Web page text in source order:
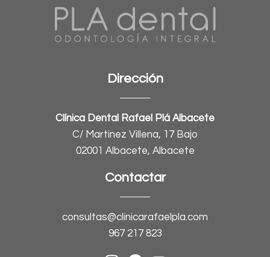
Dirección
Clínica Dental Rafael Plá Albacete
C/ Martinez Villena, 17 Bajo
02001 Albacete, Albacete
Contactar
consultas@clinicarafaelpla.com
967 217 823